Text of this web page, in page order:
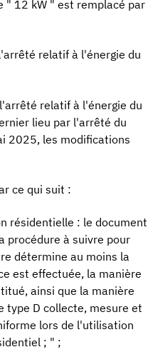
" 12 kW " est remplacé par
relatif à l'énergie du
relatif à l'énergie du
lieu par l'arrêté du
2025, les modifications
ce qui suit :
résidentielle : le document
procédure à suivre pour
détermine au moins la
est effectuée, la manière
ainsi que la manière
type D collecte, mesure et
lors de l'utilisation
; " ;